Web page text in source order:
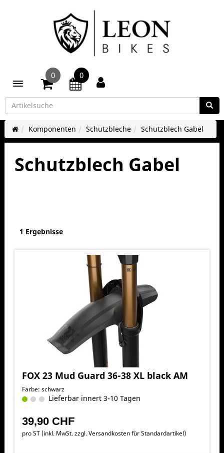
Toggle navigation
0 0
Komponenten Schutzbleche Schutzblech Gabel
Schutzblech Gabel
1 Ergebnisse
FOX 23 Mud Guard 36-38 XL black AM
Farbe: schwarz
Lieferbar innert 3-10 Tagen
39,90 CHF
pro ST (inkl. MwSt. zzgl.Versandkosten für Standardartikel)